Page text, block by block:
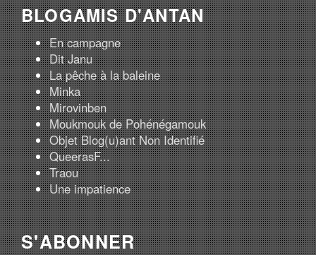
BLOGAMIS D'ANTAN
En campagne
Dit Janu
La pêche à la baleine
Minka
Mirovinben
Moukmouk de Pohénégamouk
Objet Blog(u)ant Non Identifié
QueerasF...
Traou
Une impatience
S'ABONNER